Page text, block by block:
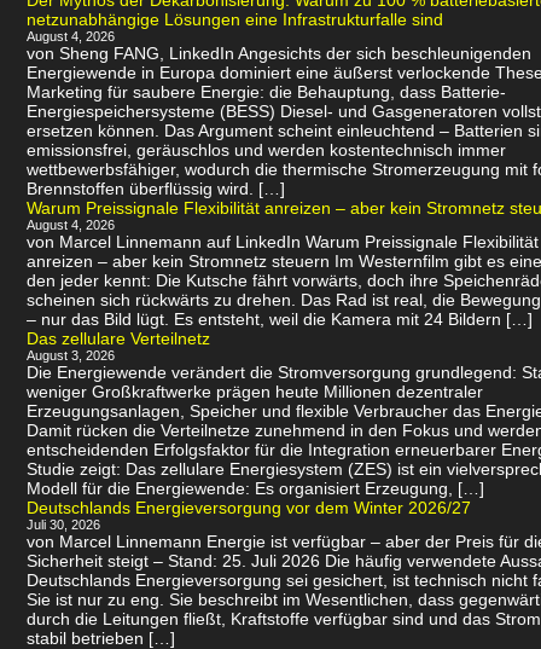
netzunabhängige Lösungen eine Infrastrukturfalle sind
August 4, 2026
von Sheng FANG, LinkedIn Angesichts der sich beschleunigenden
Energiewende in Europa dominiert eine äußerst verlockende
Marketing für saubere Energie: die Behauptung, dass Batterie-
Energiespeichersysteme (BESS) Diesel- und Gasgeneratoren
ersetzen können. Das Argument scheint einleuchtend – Batterien
emissionsfrei, geräuschlos und werden kostentechnisch immer
wettbewerbsfähiger, wodurch die thermische Stromerzeugung mit
Brennstoffen überflüssig wird. […]
Warum Preissignale Flexibilität anreizen – aber kein Stromnetz
August 4, 2026
von Marcel Linnemann auf LinkedIn Warum Preissignale Flexibilität
anreizen – aber kein Stromnetz steuern Im Westernfilm gibt es
den jeder kennt: Die Kutsche fährt vorwärts, doch ihre
scheinen sich rückwärts zu drehen. Das Rad ist real, die
– nur das Bild lügt. Es entsteht, weil die Kamera mit 24 Bildern […]
Das zellulare Verteilnetz
August 3, 2026
Die Energiewende verändert die Stromversorgung grundlegend:
weniger Großkraftwerke prägen heute Millionen dezentraler
Erzeugungsanlagen, Speicher und flexible Verbraucher das
Damit rücken die Verteilnetze zunehmend in den Fokus und
entscheidenden Erfolgsfaktor für die Integration erneuerbarer
Studie zeigt: Das zellulare Energiesystem (ZES) ist ein
Modell für die Energiewende: Es organisiert Erzeugung, […]
Deutschlands Energieversorgung vor dem Winter 2026/27
Juli 30, 2026
von Marcel Linnemann Energie ist verfügbar – aber der Preis für
Sicherheit steigt – Stand: 25. Juli 2026 Die häufig verwendete
Deutschlands Energieversorgung sei gesichert, ist technisch nicht
Sie ist nur zu eng. Sie beschreibt im Wesentlichen, dass
durch die Leitungen fließt, Kraftstoffe verfügbar sind und das
stabil betrieben […]